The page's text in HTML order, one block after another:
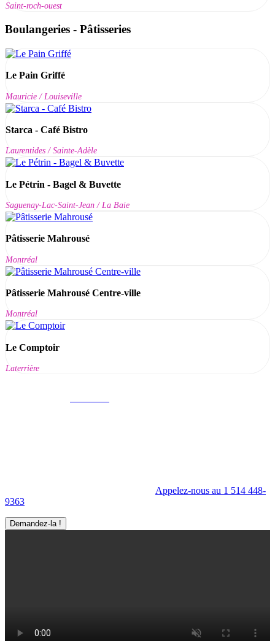
Saint-roch-ouest
Boulangeries - Pâtisseries
Le Pain Griffé
Mauricie / Louiseville
Starca - Café Bistro
Laurentides / Sainte-Adèle
Le Pétrin - Bagel & Buvette
Saguenay-Lac-Saint-Jean / La Baie
Pâtisserie Mahrousé
Montréal
Pâtisserie Mahrousé Centre-ville
Montréal
Le Comptoir
Laterrière
Appelez-nous au 1 514 448-
9363
Demandez-la !